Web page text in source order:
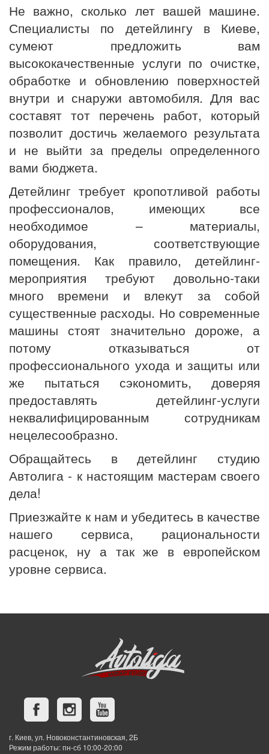
Не важно, сколько лет вашей машине.
Специалисты по детейлингу в Киеве,
сумеют предложить вам
высококачественные услуги по очистке,
обработке и обновлению поверхностей
внутри и снаружи автомобиля. Для вас
составят тот перечень работ, который
позволит достичь желаемого результата
и не выйти за пределы определенного
вами бюджета.
Детейлинг требует кропотливой работы
профессионалов, имеющих все
необходимое – материалы,
оборудования, соответствующие
помещения. Как правило, детейлинг-
мероприятия требуют довольно-таки
много времени и влекут за собой
существенные расходы. Но современные
машины стоят значительно дороже, а
потому отказываться от
профессионального ухода и защиты или
же пытаться сэкономить, доверяя
предоставлять детейлинг-услуги
неквалифицированным сотрудникам
нецелесообразно.
Обращайтесь в детейлинг студию
Автолига - к настоящим мастерам своего
дела!
Приезжайте к нам и убедитесь в качестве
нашего сервиса, рациональности
расценок, ну а так же в европейском
уровне сервиса.
г. Киев, ул. Новоконстантиновская, 2Б
Режим работы: пн-сб 10:00-20:00